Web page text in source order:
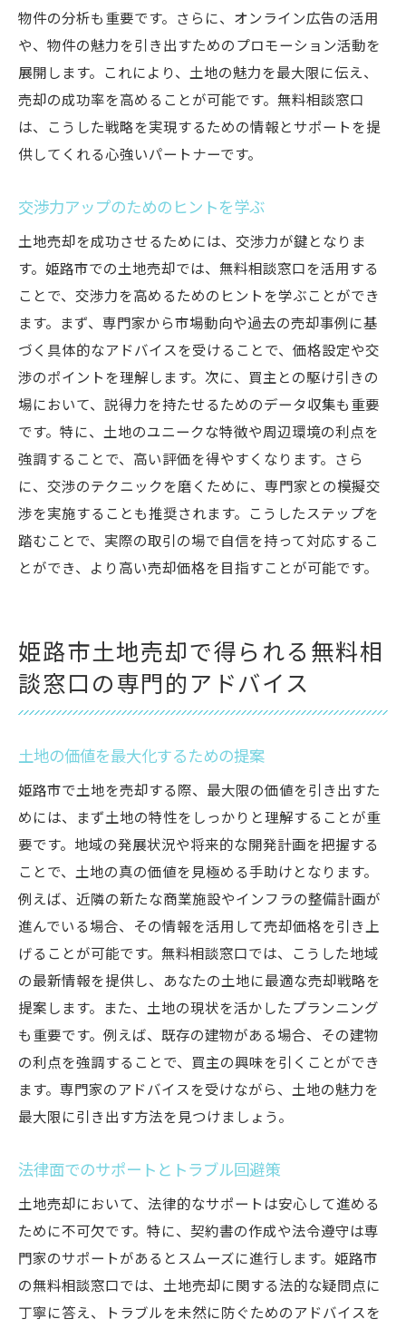
物件の分析も重要です。さらに、オンライン広告の活用
や、物件の魅力を引き出すためのプロモーション活動を
展開します。これにより、土地の魅力を最大限に伝え、
売却の成功率を高めることが可能です。無料相談窓口
は、こうした戦略を実現するための情報とサポートを提
供してくれる心強いパートナーです。
交渉力アップのためのヒントを学ぶ
土地売却を成功させるためには、交渉力が鍵となりま
す。姫路市での土地売却では、無料相談窓口を活用する
ことで、交渉力を高めるためのヒントを学ぶことができ
ます。まず、専門家から市場動向や過去の売却事例に基
づく具体的なアドバイスを受けることで、価格設定や交
渉のポイントを理解します。次に、買主との駆け引きの
場において、説得力を持たせるためのデータ収集も重要
です。特に、土地のユニークな特徴や周辺環境の利点を
強調することで、高い評価を得やすくなります。さら
に、交渉のテクニックを磨くために、専門家との模擬交
渉を実施することも推奨されます。こうしたステップを
踏むことで、実際の取引の場で自信を持って対応するこ
とができ、より高い売却価格を目指すことが可能です。
姫路市土地売却で得られる無料相
談窓口の専門的アドバイス
土地の価値を最大化するための提案
姫路市で土地を売却する際、最大限の価値を引き出すた
めには、まず土地の特性をしっかりと理解することが重
要です。地域の発展状況や将来的な開発計画を把握する
ことで、土地の真の価値を見極める手助けとなります。
例えば、近隣の新たな商業施設やインフラの整備計画が
進んでいる場合、その情報を活用して売却価格を引き上
げることが可能です。無料相談窓口では、こうした地域
の最新情報を提供し、あなたの土地に最適な売却戦略を
提案します。また、土地の現状を活かしたプランニング
も重要です。例えば、既存の建物がある場合、その建物
の利点を強調することで、買主の興味を引くことができ
ます。専門家のアドバイスを受けながら、土地の魅力を
最大限に引き出す方法を見つけましょう。
法律面でのサポートとトラブル回避策
土地売却において、法律的なサポートは安心して進める
ために不可欠です。特に、契約書の作成や法令遵守は専
門家のサポートがあるとスムーズに進行します。姫路市
の無料相談窓口では、土地売却に関する法的な疑問点に
丁寧に答え、トラブルを未然に防ぐためのアドバイスを